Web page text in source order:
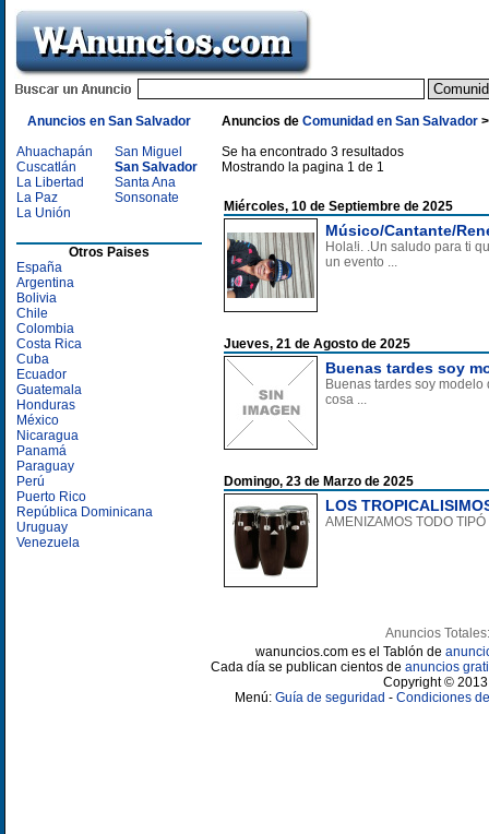
Anuncios en San Salvador
Ahuachapán
Cuscatlán
La Libertad
La Paz
La Unión
San Miguel
San Salvador
Santa Ana
Sonsonate
Otros Paises
España
Argentina
Bolivia
Chile
Colombia
Costa Rica
Cuba
Ecuador
Guatemala
Honduras
México
Nicaragua
Panamá
Paraguay
Perú
Puerto Rico
República Dominicana
Uruguay
Venezuela
Anuncios de Comunidad en San Salvador
Se ha encontrado 3 resultados
Mostrando la pagina 1 de 1
Miércoles, 10 de Septiembre de 2025
Músico/Cantante/
Hola!i. .Un saludo para ti
un evento ...
Jueves, 21 de Agosto de 2025
Buenas tardes soy
Buenas tardes soy
cosa ...
Domingo, 23 de Marzo de 2025
LOS
AMENIZAMOS TODO
Anuncios Totales:
wanuncios.com es el Tablón de
Cada día se publican cientos de anuncios
Copyright ©
Menú: Guía de seguridad - Condiciones